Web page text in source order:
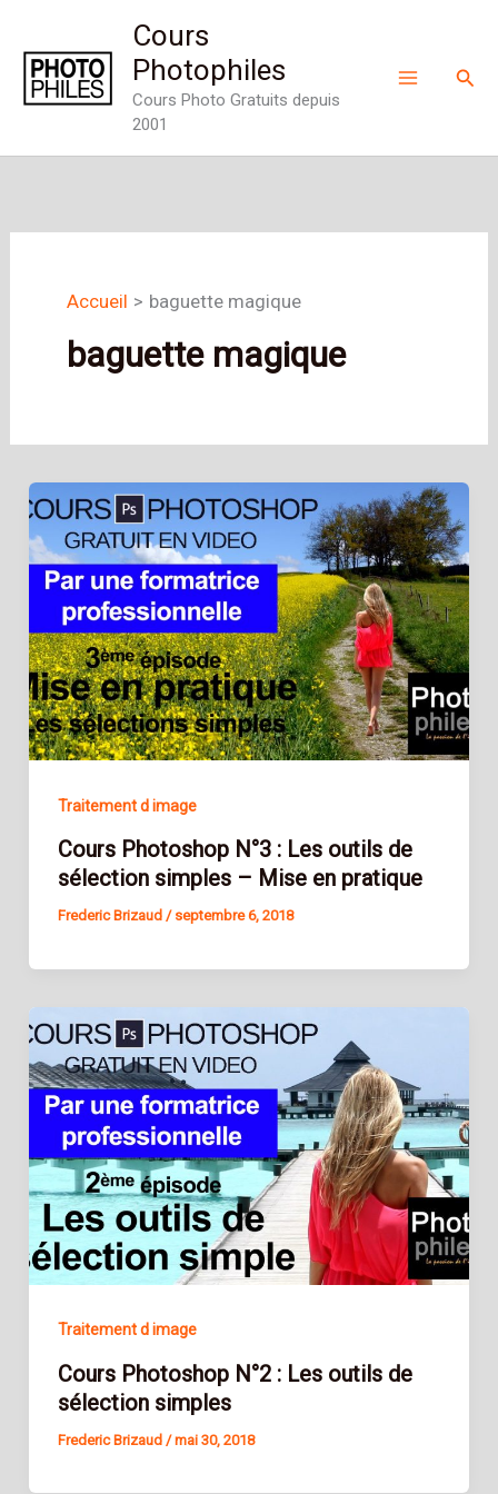
contenu
Cours
Photophiles
Cours Photo Gratuits depuis
2001
Accueil baguette magique
baguette magique
Traitement d image
Cours Photoshop N°3 : Les outils de
sélection simples – Mise en pratique
Frederic Brizaud / septembre 6, 2018
Traitement d image
Cours Photoshop N°2 : Les outils de
sélection simples
Frederic Brizaud /mai 30, 2018